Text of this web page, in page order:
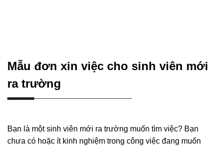
Mẫu đơn xin việc cho sinh viên mới
ra trường
Bạn là một sinh viên mới ra trường muốn tìm việc? Bạn
chưa có hoặc ít kinh nghiệm trong công việc đang muốn